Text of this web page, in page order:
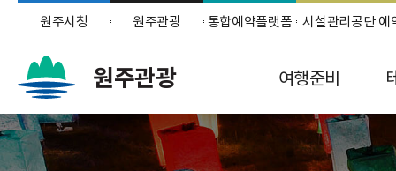
원주시청 원주관광 통합예약플랫폼 시설관리공단 예
원주관광 여행준비